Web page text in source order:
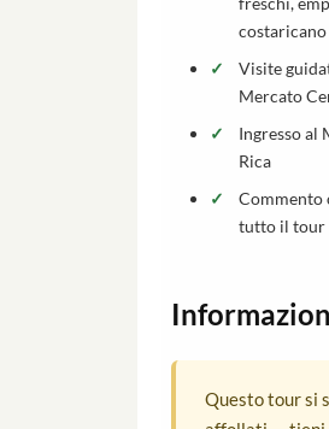
costaricano
Visite
Mercato
Ingresso al
Rica
Commento
tutto il tour
Questo tour si